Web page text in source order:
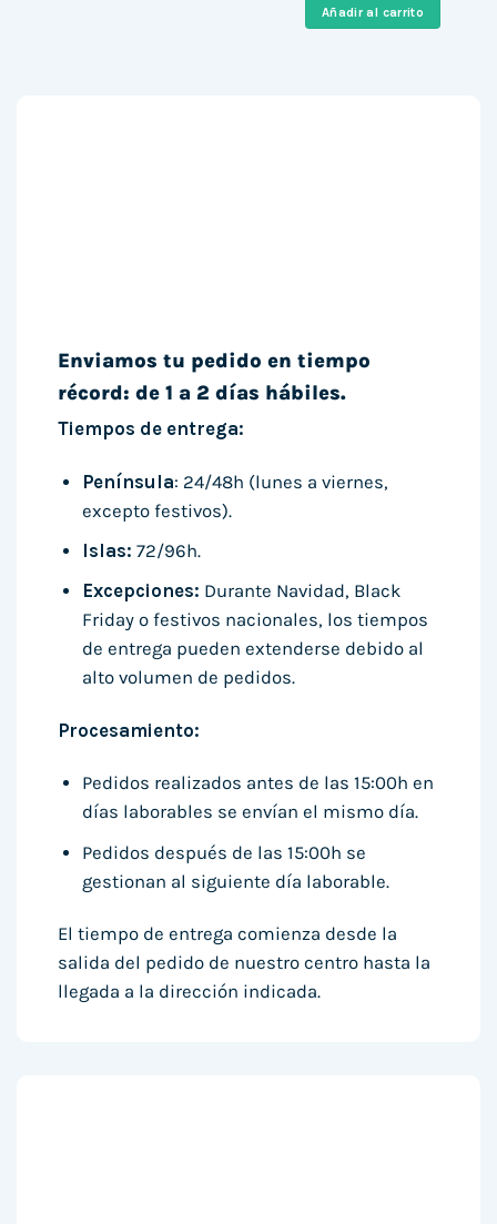
era:
604,00 €.
Añadir al carrito
Enviamos tu pedido en tiempo
récord: de 1 a 2 días hábiles.
Tiempos de entrega:
Península: 24/48h (lunes a viernes,
excepto festivos).
Islas: 72/96h.
Excepciones: Durante Navidad, Black
Friday o festivos nacionales, los tiempos
de entrega pueden extenderse debido al
alto volumen de pedidos.
Procesamiento:
Pedidos realizados antes de las 15:00h en
días laborables se envían el mismo día.
Pedidos después de las 15:00h se
gestionan al siguiente día laborable.
El tiempo de entrega comienza desde la
salida del pedido de nuestro centro hasta la
llegada a la dirección indicada.